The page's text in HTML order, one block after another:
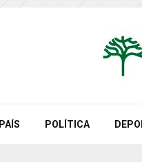
PAÍS POLÍTICA